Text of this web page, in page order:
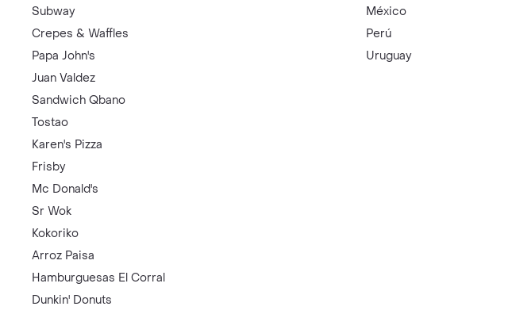
Subway
Crepes & Waffles
Papa John's
Juan Valdez
Sandwich Qbano
Tostao
Karen's Pizza
Frisby
Mc Donald's
Sr Wok
Kokoriko
Arroz Paisa
Hamburguesas El Corral
Dunkin' Donuts
México
Perú
Uruguay